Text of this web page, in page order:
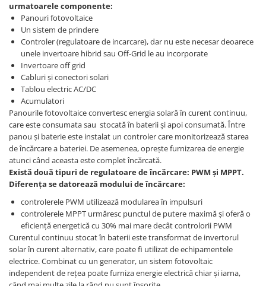
urmatoarele componente:
Panouri fotovoltaice
Un sistem de prindere
Controler (regulatoare de incarcare), dar nu este necesar deoarece
unele invertoare hibrid sau Off-Grid le au incorporate
Invertoare off grid
Cabluri și conectori solari
Tablou electric AC/DC
Acumulatori
Panourile fotovoltaice convertesc energia solară în curent continuu,
care este consumata sau stocată în baterii și apoi consumată. Între
panou și baterie este instalat un controler care monitorizează starea
de încărcare a bateriei. De asemenea, oprește furnizarea de energie
atunci când aceasta este complet încărcată.
Există două tipuri de regulatoare de încărcare: PWM și MPPT.
Diferența se datorează modului de încărcare:
controlerele PWM utilizează modularea în impulsuri
controlerele MPPT urmăresc punctul de putere maximă și oferă o
eficiență energetică cu 30% mai mare decât controlorii PWM
Curentul continuu stocat în baterii este transformat de invertorul
solar în curent alternativ, care poate fi utilizat de echipamentele
electrice. Combinat cu un generator, un sistem fotovoltaic
independent de rețea poate furniza energie electrică chiar și iarna,